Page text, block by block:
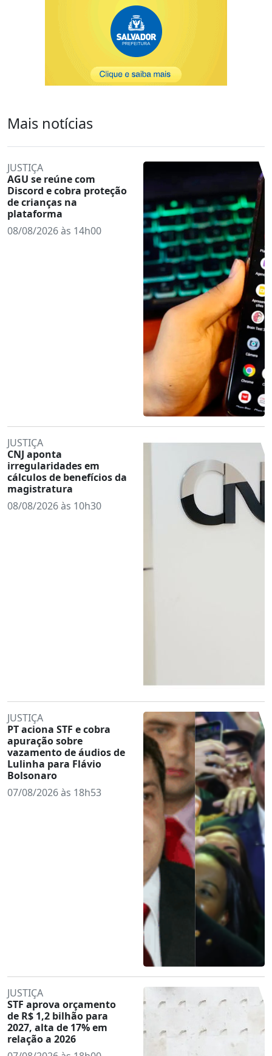
Mais notícias
JUSTIÇA
AGU se reúne com
Discord e cobra proteção
de crianças na
plataforma
08/08/2026 às 14h00
JUSTIÇA
CNJ aponta
irregularidades em
cálculos de benefícios da
magistratura
08/08/2026 às 10h30
JUSTIÇA
PT aciona STF e cobra
apuração sobre
vazamento de áudios de
Lulinha para Flávio
Bolsonaro
07/08/2026 às 18h53
JUSTIÇA
STF aprova orçamento
de R$ 1,2 bilhão para
2027, alta de 17% em
relação a 2026